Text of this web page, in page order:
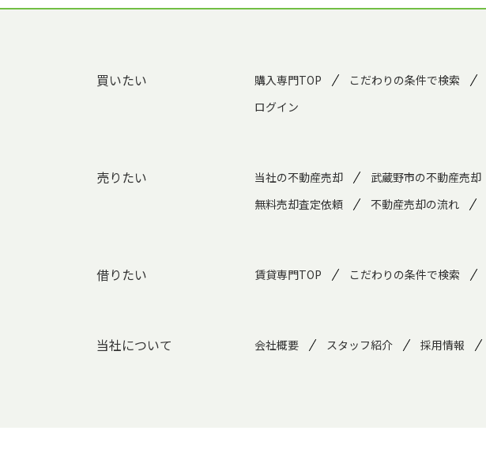
買いたい 購入専門TOP こだわりの条件で検索
ログイン
売りたい 当社の不動産売却 武蔵野市の不動産売却
無料売却査定依頼
不動産売却の流れ
借りたい 賃貸専門TOP こだわりの条件で検索
当社について 会社概要 スタッフ紹介 採用情報